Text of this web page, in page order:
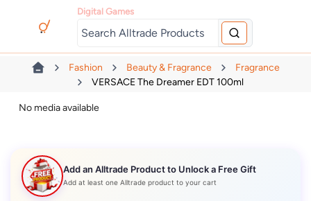
Digital Games
Fashion Beauty & Fragrance
Fragrance
VERSACE The Dreamer EDT 100ml
No media available
Add an Alltrade Product to Unlock a Free Gift
Add at least one Alltrade product to your cart